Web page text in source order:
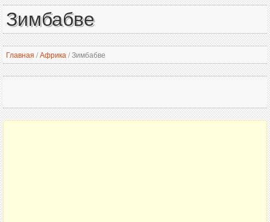
Зимбабве
Главная /Африка /Зимбабве